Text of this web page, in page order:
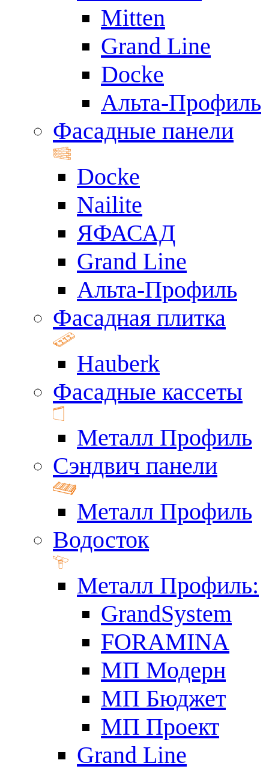
Mitten
Grand Line
Docke
Альта-Профиль
Фасадные панели
Docke
Nailite
ЯФАСАД
Grand Line
Альта-Профиль
Фасадная плитка
Hauberk
Фасадные кассеты
Металл Профиль
Сэндвич панели
Металл Профиль
Водосток
Металл Профиль:
GrandSystem
FORAMINA
МП Модерн
МП Бюджет
МП Проект
Grand Line